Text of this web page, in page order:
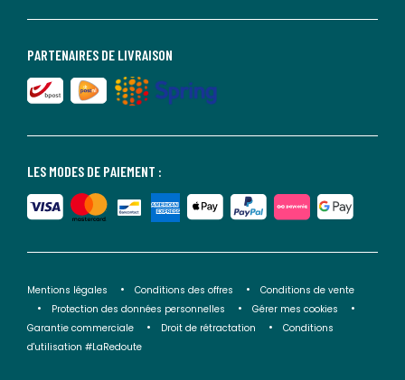
LES MODES DE PAIEMENT :
PARTENAIRES DE LIVRAISON
Mentions légales Conditions des offres
Conditions de vente
Protection des données personnelles
Gérer mes cookies
Garantie commerciale
Droit de rétractation
Conditions
d'utilisation #LaRedoute